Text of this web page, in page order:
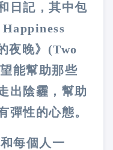
日記，其中包
夜晚》(Two
能幫助那些
出陰霾，幫助
彈性的心態。
每個人一